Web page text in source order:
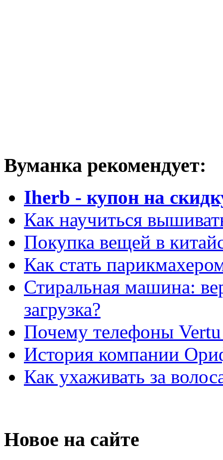
Вуманка рекомендует:
Iherb - купон на
Как научиться
Покупка вещей в
Как стать
Стиральная машина:
загрузка?
Почему телефоны Vertu
История компании
Как ухаживать за
Новое на сайте